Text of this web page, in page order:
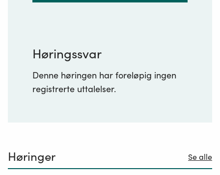
Høringssvar
Denne høringen har foreløpig ingen
registrerte uttalelser.
Høringer Se alle